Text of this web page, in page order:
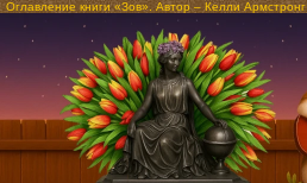
Оглавление книги «Зов». Автор – Келли Армстронг